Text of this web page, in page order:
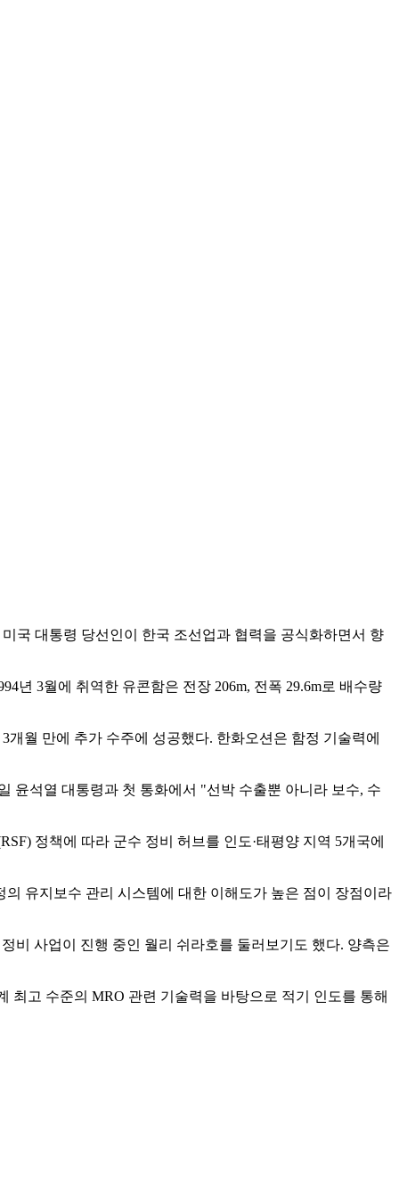
국 대통령 당선인이 한국 조선업과 협력을 공식화하면서 향
년 3월에 취역한 유콘함은 전장 206m, 전폭 29.6m로 배수량
월 만에 추가 수주에 성공했다. 한화오션은 함정 기술력에
윤석열 대통령과 첫 통화에서 "선박 수출뿐 아니라 보수, 수
정책에 따라 군수 정비 허브를 인도·태평양 지역 5개국에
유지보수 관리 시스템에 대한 이해도가 높은 점이 장점이라
비 사업이 진행 중인 월리 쉬라호를 둘러보기도 했다. 양측은
고 수준의 MRO 관련 기술력을 바탕으로 적기 인도를 통해